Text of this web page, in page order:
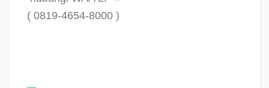
( 0819-4654-8000 )